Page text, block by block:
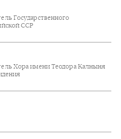
Государственного
ССР
Хора имени Теодора Калныня